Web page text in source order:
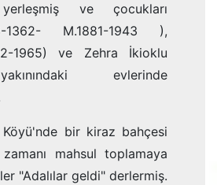
yerleşmiş ve çocukları
1362- M.1881-1943 ),
1965) ve Zehra İkioklu
evlerinde
Köyü'nde bir kiraz bahçesi
mahsul toplamaya
"Adalılar geldi" derlermiş.